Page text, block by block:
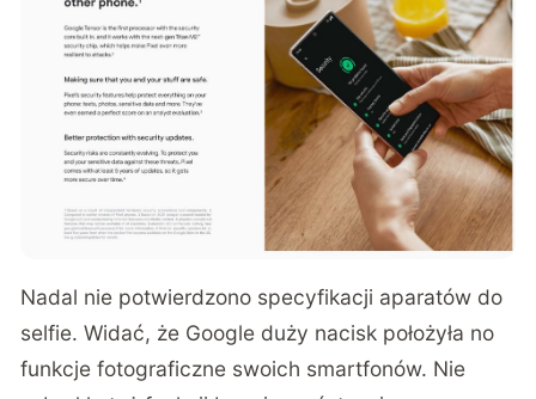
Nadal nie potwierdzono specyfikacji aparatów do
selfie. Widać, że Google duży nacisk położyła no
funkcje fotograficzne swoich smartfonów. Nie